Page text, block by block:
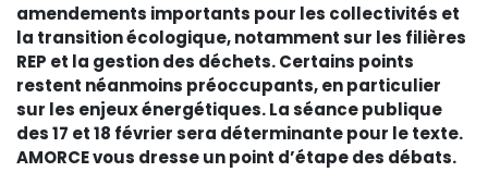
amendements importants pour les collectivités et
la transition écologique, notamment sur les filières
REP et la gestion des déchets. Certains points
restent néanmoins préoccupants, en particulier
sur les enjeux énergétiques. La séance publique
des 17 et 18 février sera déterminante pour le texte.
AMORCE vous dresse un point d’étape des débats.